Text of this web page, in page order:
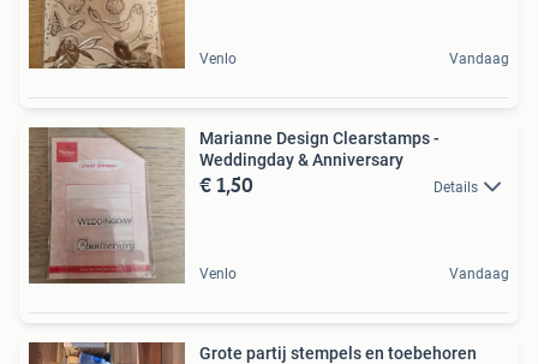
Venlo Vandaag
Marianne Design Clearstamps -
Weddingday & Anniversary
€ 1,50 Details
Venlo Vandaag
Grote partij stempels en toebehoren